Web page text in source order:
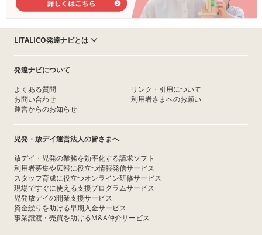
LITALICO発達ナビとは
発達ナビについて
よくある質問
お問い合わせ
運営からのお知らせ
リンク・引用について
利用者さまへのお願い
児発・放デイ運営法人の皆さまへ
放デイ・児発の業務を効率化する請求ソフト
利用者募集や広報に役立つ情報発信サービス
スタッフ育成に役立つオンライン研修サービス
現場ですぐに使える支援プログラムサービス
児発放デイの開業支援サービス
資金繰りを助ける早期入金サービス
事業譲渡・売買を助けるM&A仲介サービス